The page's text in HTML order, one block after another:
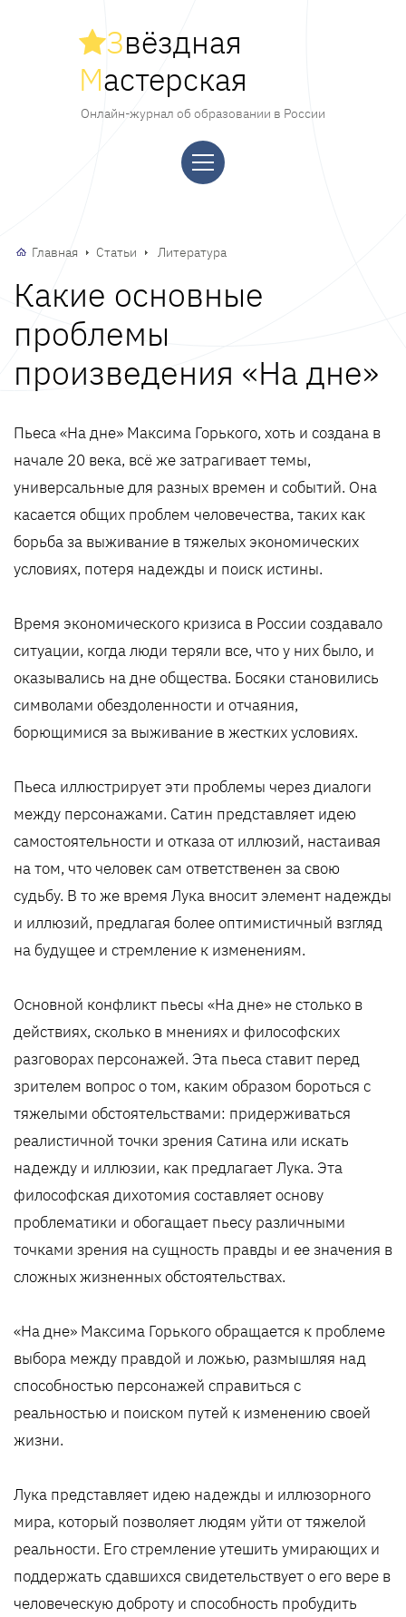
Звёздная
Мастерская
Онлайн-журнал об образовании в России
Главная Статьи Литература
Какие основные
проблемы
произведения «На дне»
Пьеса «На дне» Максима Горького, хоть и создана в
начале 20 века, всё же затрагивает темы,
универсальные для разных времен и событий. Она
касается общих проблем человечества, таких как
борьба за выживание в тяжелых экономических
условиях, потеря надежды и поиск истины.
Время экономического кризиса в России создавало
ситуации, когда люди теряли все, что у них было, и
оказывались на дне общества. Босяки становились
символами обездоленности и отчаяния,
борющимися за выживание в жестких условиях.
Пьеса иллюстрирует эти проблемы через диалоги
между персонажами. Сатин представляет идею
самостоятельности и отказа от иллюзий, настаивая
на том, что человек сам ответственен за свою
судьбу. В то же время Лука вносит элемент надежды
и иллюзий, предлагая более оптимистичный взгляд
на будущее и стремление к изменениям.
Основной конфликт пьесы «На дне» не столько в
действиях, сколько в мнениях и философских
разговорах персонажей. Эта пьеса ставит перед
зрителем вопрос о том, каким образом бороться с
тяжелыми обстоятельствами: придерживаться
реалистичной точки зрения Сатина или искать
надежду и иллюзии, как предлагает Лука. Эта
философская дихотомия составляет основу
проблематики и обогащает пьесу различными
точками зрения на сущность правды и ее значения в
сложных жизненных обстоятельствах.
«На дне» Максима Горького обращается к проблеме
выбора между правдой и ложью, размышляя над
способностью персонажей справиться с
реальностью и поиском путей к изменению своей
жизни.
Лука представляет идею надежды и иллюзорного
мира, который позволяет людям уйти от тяжелой
реальности. Его стремление утешить умирающих и
поддержать сдавшихся свидетельствует о его вере в
человеческую доброту и способность пробудить